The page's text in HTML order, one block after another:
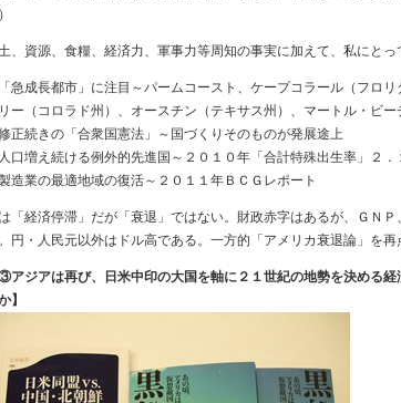
、資源、食糧、経済力、軍事力等周知の事実に加えて、私にとっ
急成長都市」に注目～パームコースト、ケープコラール（フロ
ー（コロラド州）、オースチン（テキサス州）、マートル・ビ
正続きの「合衆国憲法」～国づくりそのものが発展途上
口増え続ける例外的先進国～２０１０年「合計特殊出生率」２．
造業の最適地域の復活～２０１１年ＢＣＧレポート
「経済停滞」だが「衰退」ではない。財政赤字はあるが、ＧＮ
円・人民元以外はドル高である。一方的「アメリカ衰退論」を再
③アジアは再び、日米中印の大国を軸に２１世紀の地勢を決める
】